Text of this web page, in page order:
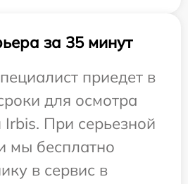
за 35 минут
приедет в
для осмотра
При серьезной
мы бесплатно
в сервис в